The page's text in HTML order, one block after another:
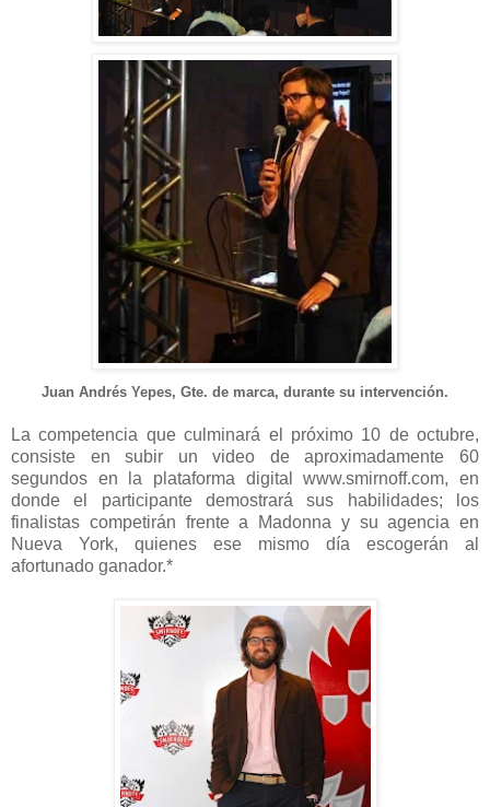
Juan Andrés Yepes, Gte. de marca, durante su intervención.
La competencia que culminará el próximo 10 de octubre,
consiste en subir un video de aproximadamente 60
segundos en la plataforma digital www.smirnoff.com, en
donde el participante demostrará sus habilidades; los
finalistas competirán frente a Madonna y su agencia en
Nueva York, quienes ese mismo día escogerán al
afortunado ganador.*